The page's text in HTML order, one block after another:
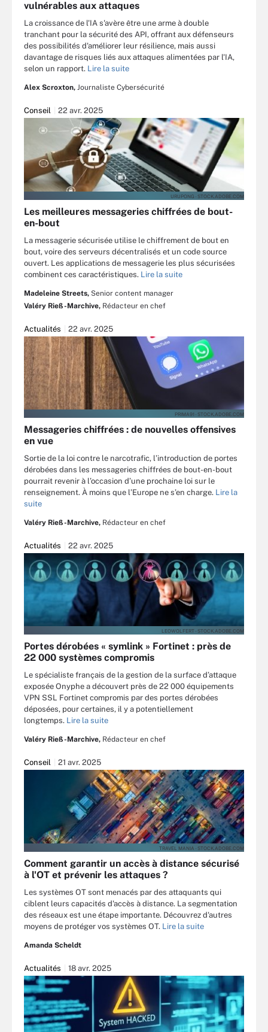
vulnérables aux attaques
La croissance de l'IA s'avère être une arme à double
tranchant pour la sécurité des API, offrant aux défenseurs
des possibilités d'améliorer leur résilience, mais aussi
davantage de risques liés aux attaques alimentées par l'IA,
selon un rapport. Lire la suite
Alex Scroxton, Journaliste Cybersécurité
Conseil 22 avr. 2025
URUPONG - STOCK.ADOBE.COM
Les meilleures messageries chiffrées de bout-
en-bout
La messagerie sécurisée utilise le chiffrement de bout en
bout, voire des serveurs décentralisés et un code source
ouvert. Les applications de messagerie les plus sécurisées
combinent ces caractéristiques. Lire la suite
Madeleine Streets, Senior content manager
Valéry Rieß-Marchive, Rédacteur en chef
Actualités 22 avr. 2025
PRIMA91 - STOCK.ADOBE.COM
Messageries chiffrées : de nouvelles offensives
en vue
Sortie de la loi contre le narcotrafic, l’introduction de portes
dérobées dans les messageries chiffrées de bout-en-bout
pourrait revenir à l’occasion d’une prochaine loi sur le
renseignement. À moins que l’Europe ne s’en charge. Lire la
suite
Valéry Rieß-Marchive, Rédacteur en chef
Actualités 22 avr. 2025
LEOWOLFERT - STOCK.ADOBE.COM
Portes dérobées « symlink » Fortinet : près de
22 000 systèmes compromis
Le spécialiste français de la gestion de la surface d’attaque
exposée Onyphe a découvert près de 22 000 équipements
VPN SSL Fortinet compromis par des portes dérobées
déposées, pour certaines, il y a potentiellement
longtemps. Lire la suite
Valéry Rieß-Marchive, Rédacteur en chef
Conseil 21 avr. 2025
TRAVEL MANIA - STOCK.ADOBE.COM
Comment garantir un accès à distance sécurisé
à l'OT et prévenir les attaques ?
Les systèmes OT sont menacés par des attaquants qui
ciblent leurs capacités d'accès à distance. La segmentation
des réseaux est une étape importante. Découvrez d'autres
moyens de protéger vos systèmes OT. Lire la suite
Amanda Scheldt
Actualités 18 avr. 2025